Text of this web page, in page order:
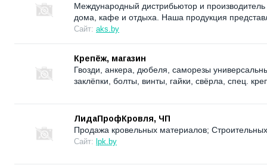
Международный дистрибьютор и
дома, кафе и отдыха. Наша продукция
Сайт: aks.by
Крепёж, магазин
Гвозди, анкера, дюбеля, саморезы
заклёпки, болты, винты, гайки, свёрла, спец.
ЛидаПрофКровля, ЧП
Продажа кровельных материалов;
Сайт: lpk.by